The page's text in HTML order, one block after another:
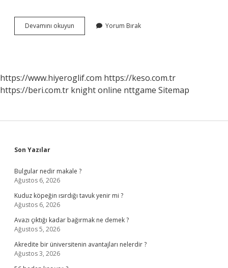
Devamını okuyun
Üzeri
Yorum Bırak
https://www.hiyeroglif.com https://keso.com.tr
https://beri.com.tr knight online nttgame Sitemap
Sidebar
Son Yazılar
Bulgular nedir makale ?
Ağustos 6, 2026
Kuduz köpeğin ısırdığı tavuk yenir mi ?
Ağustos 6, 2026
Avazı çıktığı kadar bağırmak ne demek ?
Ağustos 5, 2026
Akredite bir üniversitenin avantajları nelerdir ?
Ağustos 3, 2026